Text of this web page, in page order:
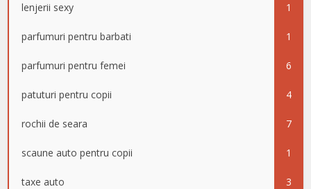
lenjerii sexy 1
parfumuri pentru barbati 1
parfumuri pentru femei 6
patuturi pentru copii 4
rochii de seara 7
scaune auto pentru copii 1
taxe auto 3